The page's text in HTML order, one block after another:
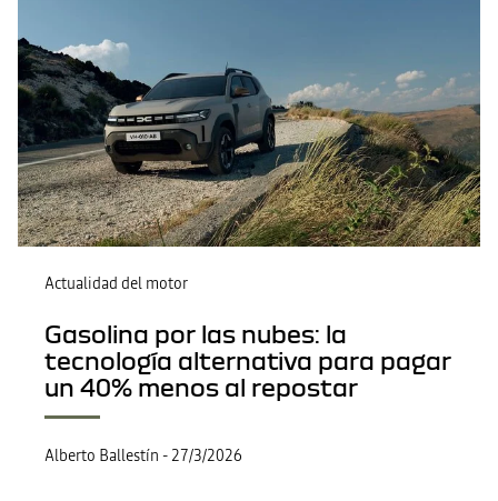
Actualidad del motor
Gasolina por las nubes: la
tecnología alternativa para pagar
un 40% menos al repostar
Alberto Ballestín -27/3/2026